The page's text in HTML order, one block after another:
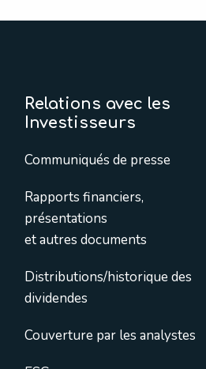
Relations avec les
Investisseurs
Communiqués de presse
Rapports financiers,
présentations
et autres documents
Distributions/historique des
dividendes
Couverture par les analystes